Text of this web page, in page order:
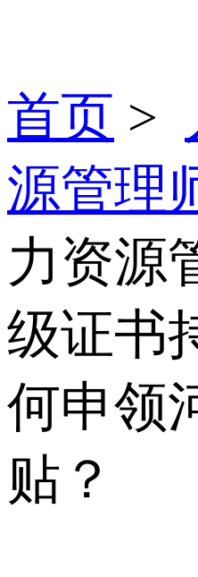
首页 >
源管理
力资源
级证书
何申领
贴？